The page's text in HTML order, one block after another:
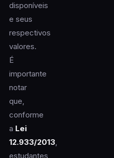
disponíveis
e seus
respectivos
valores.
É
importante
notar
que,
conforme
a Lei
12.933/2013,
estudantes,